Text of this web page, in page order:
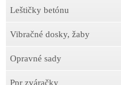
Leštičky betónu
Vibračné dosky, žaby
Opravné sady
Ppr zváračky